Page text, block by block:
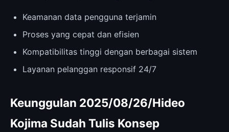
Keamanan data pengguna terjamin
Proses yang cepat dan efisien
Kompatibilitas tinggi dengan berbagai sistem
Layanan pelanggan responsif 24/7
Keunggulan 2025/08/26/Hideo
Kojima Sudah Tulis Konsep